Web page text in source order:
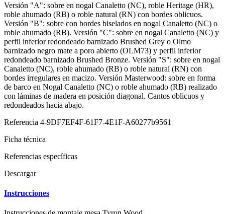
Versión "A": sobre en nogal Canaletto (NC), roble Heritage (HR),
roble ahumado (RB) o roble natural (RN) con bordes oblicuos.
Versión "B": sobre con bordes biselados en nogal Canaletto (NC) o
roble ahumado (RB). Versión "C": sobre en nogal Canaletto (NC) y
perfil inferior redondeado barnizado Brushed Grey o Olmo
barnizado negro mate a poro abierto (OLM73) y perfil inferior
redondeado barnizado Brushed Bronze. Versión "S": sobre en nogal
Canaletto (NC), roble ahumado (RB) o roble natural (RN) con
bordes irregulares en macizo. Versión Masterwood: sobre en forma
de barco en Nogal Canaletto (NC) o roble ahumado (RB) realizado
con láminas de madera en posición diagonal. Cantos oblicuos y
redondeados hacia abajo.
Referencia 4-9DF7EF4F-61F7-4E1F-A60277b9561
Ficha técnica
Referencias específicas
Descargar
Instrucciones